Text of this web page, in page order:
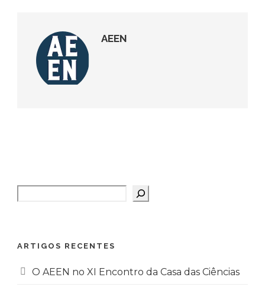
AEEN
ARTIGOS RECENTES
O AEEN no XI Encontro da Casa das Ciências